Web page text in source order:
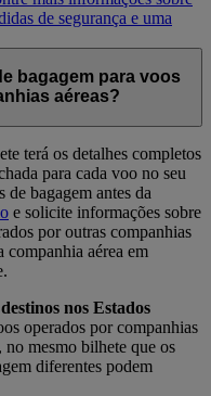
de segurança e uma
bagagem para voos
aéreas?
terá os detalhes completos
para cada voo no seu
bagagem antes da
e solicite informações sobre
por outras companhias
companhia aérea em
nos Estados
operados por companhias
no mesmo bilhete que os
diferentes podem